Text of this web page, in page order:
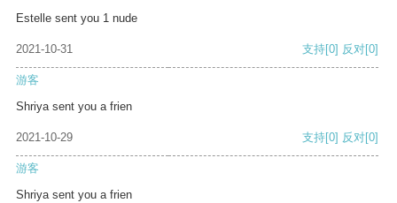
Estelle sent you 1 nude
2021-10-31 支持[0] 反对[0]
游客
Shriya sent you a frien
2021-10-29 支持[0] 反对[0]
游客
Shriya sent you a frien